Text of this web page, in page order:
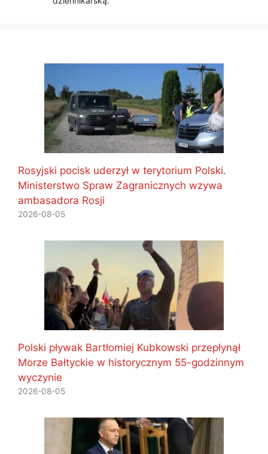
Rosyjski pocisk uderzył w terytorium Polski.
Ministerstwo Spraw Zagranicznych wzywa
ambasadora Rosji
2026-08-05
Polski pływak Bartłomiej Kubkowski przepłynął
Morze Bałtyckie w historycznym 55-godzinnym
wyczynie
2026-08-05